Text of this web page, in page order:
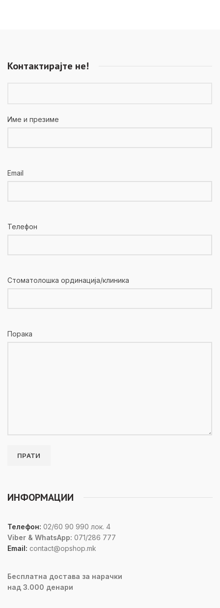
Контактирајте не!
Име и презиме
Email
Телефон
Стоматолошка ординација/клиника
Порака
ИНФОРМАЦИИ
Телефон: 02/60 90 990 лок. 4
Viber & WhatsApp: 071/286 777
Email: contact@opshop.mk
Бесплатна достава за нарачки
над 3.000 денари